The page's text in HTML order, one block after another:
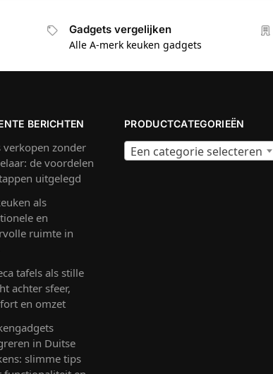
Gadgets vergelijken
Alle A-merk keuken gadgets
BERICHTEN
verkopen zonder
de voordelen
uitgelegd
als
en
ruimte in
tafels als stille
achter sfeer,
en omzet
in Duitse
slimme tips
PRODUCTCATEGORIEËN
Een categorie selecteren